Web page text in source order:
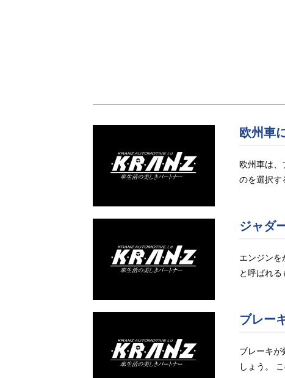
欧州車
欧州車は、
のを選択
ジャダ
エンジンを
と呼ばれ
ブレー
ブレーキが
しょう。